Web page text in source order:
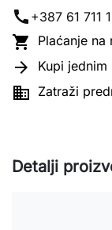
call +387 61 711
 Plaćanje na
 Kupi jednim
 Zatraži
Detalji